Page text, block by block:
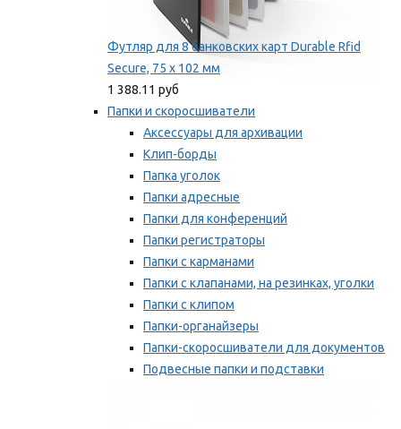
Футляр для 8 банковских карт Durable Rfid
Secure, 75 х 102 мм
1 388.11 руб
Папки и скоросшиватели
Аксессуары для архивации
Клип-борды
Папка уголок
Папки адресные
Папки для конференций
Папки регистраторы
Папки с карманами
Папки с клапанами, на резинках, уголки
Папки с клипом
Папки-органайзеры
Папки-скоросшиватели для документов
Подвесные папки и подставки